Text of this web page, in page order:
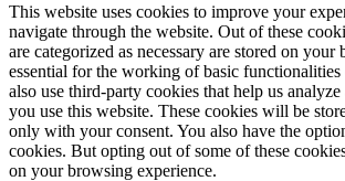
This website uses cookies to improve your
navigate through the website. Out of these
are categorized as necessary are stored on your
essential for the working of basic
also use third-party cookies that help us
you use this website. These cookies will be
only with your consent. You also have the
cookies. But opting out of some of these
on your browsing experience.